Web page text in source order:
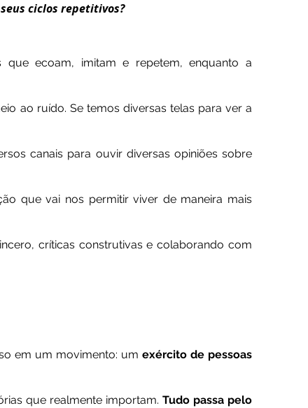
ciclos repetitivos?
ao ruído. Se temos diversas telas para ver a
canais para ouvir diversas opiniões sobre
que vai nos permitir viver de maneira mais
críticas construtivas e colaborando com
em um movimento: um exército de pessoas
que realmente importam. Tudo passa pelo